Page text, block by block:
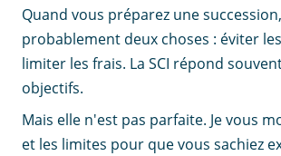
Quand vous préparez une
probablement deux choses : éviter
limiter les frais. La SCI répond
objectifs.
Mais elle n'est pas parfaite. Je vous
et les limites pour que vous sachiez